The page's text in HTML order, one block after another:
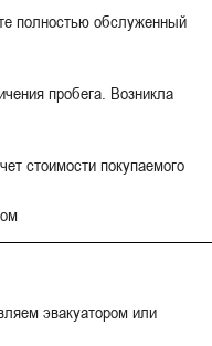
полностью обслуженный
пробега. Возникла
стоимости покупаемого
эвакуатором или